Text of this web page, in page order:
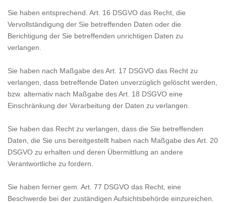
Sie haben entsprechend. Art. 16 DSGVO das Recht, die
Vervollständigung der Sie betreffenden Daten oder die
Berichtigung der Sie betreffenden unrichtigen Daten zu
verlangen.
Sie haben nach Maßgabe des Art. 17 DSGVO das Recht zu
verlangen, dass betreffende Daten unverzüglich gelöscht werden,
bzw. alternativ nach Maßgabe des Art. 18 DSGVO eine
Einschränkung der Verarbeitung der Daten zu verlangen.
Sie haben das Recht zu verlangen, dass die Sie betreffenden
Daten, die Sie uns bereitgestellt haben nach Maßgabe des Art. 20
DSGVO zu erhalten und deren Übermittlung an andere
Verantwortliche zu fordern.
Sie haben ferner gem. Art. 77 DSGVO das Recht, eine
Beschwerde bei der zuständigen Aufsichtsbehörde einzureichen.